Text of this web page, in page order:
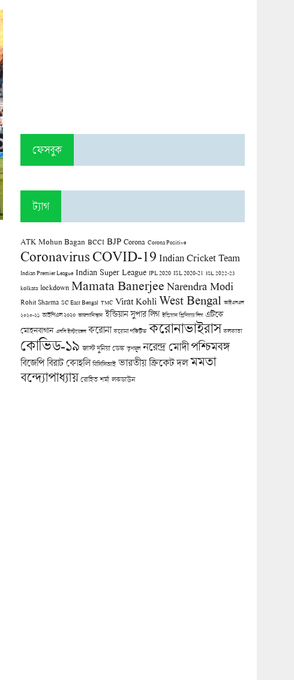
ফেসবুক
ট্যাগ
ATK Mohun Bagan BCCI BJP Corona Corona Positive
CoronavirusCOVID-19 Indian Cricket Team
Indian Premier League Indian Super League IPL 2020 ISL 2020-21 ISL 2022-23
kolkata lockdown Mamata Banerjee Narendra Modi
Rohit Sharma SC East Bengal TMC Virat Kohli West Bengal আইএসএল
২০২০-২১ আইপিএল ২০২০ আফগানিস্তান ইন্ডিয়ান সুপার লিগ ইন্ডিয়ান প্রিমিয়ার লিগ এটিকে
মোহনবাগান এসসি ইস্টবেঙ্গল করোনা করোনা পজিটিভ করোনাভাইরাস কলকাতা
কোভিড-১৯ জাস্ট দুনিয়া ডেস্ক তৃণমূল নরেন্দ্র মোদী পশ্চিমবঙ্গ
বিজেপি বিরাট কোহলি বিসিসিআই ভারতীয় ক্রিকেট দল মমতা
বন্দ্যোপাধ্যায় রোহিত শর্মা লকডাউন